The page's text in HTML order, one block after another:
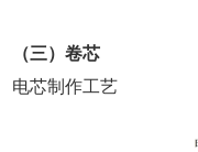
（三）卷芯
电芯制作工艺